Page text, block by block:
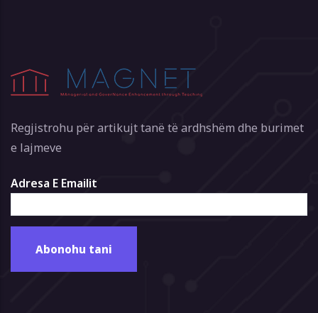
Regjistrohu për artikujt tanë të ardhshëm dhe burimet
e lajmeve
Adresa E Emailit